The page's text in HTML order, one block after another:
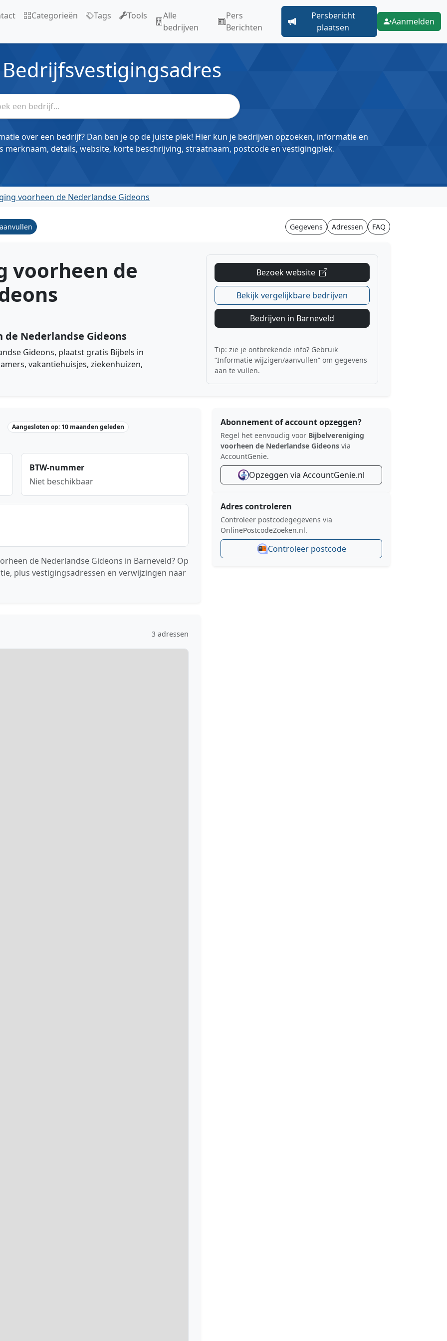
Categorieën Tags Tools
Alle
bedrijven
Pers
Berichten
Persbericht
plaatsen
Aanmelden
Bedrijfsvestigingsadres
over een bedrijf? Dan ben je op de juiste plek! Hier kun je bedrijven opzoeken, informatie en
merknaam, details, website, korte beschrijving, straatnaam, postcode en vestigingplek.
voorheen de Nederlandse Gideons
Gegevens Adressen FAQ
voorheen de
Nederlandse Gideons
Gideons, plaatst gratis Bijbels in
vakantiehuisjes, ziekenhuizen,
Bezoek website
Bekijk vergelijkbare bedrijven
Bedrijven in Barneveld
Tip: zie je ontbrekende info? Gebruik
“Informatie wijzigen/aanvullen” om gegevens
aan te vullen.
Aangesloten op: 10 maanden geleden
BTW-nummer
Niet beschikbaar
de Nederlandse Gideons in Barneveld? Op
plus vestigingsadressen en verwijzingen naar
3 adressen
Abonnement of account opzeggen?
Regel het eenvoudig voor Bijbelvereniging
voorheen de Nederlandse Gideons via
AccountGenie.
Opzeggen via AccountGenie.nl
Adres controleren
Controleer postcodegegevens via
OnlinePostcodeZoeken.nl.
Controleer postcode